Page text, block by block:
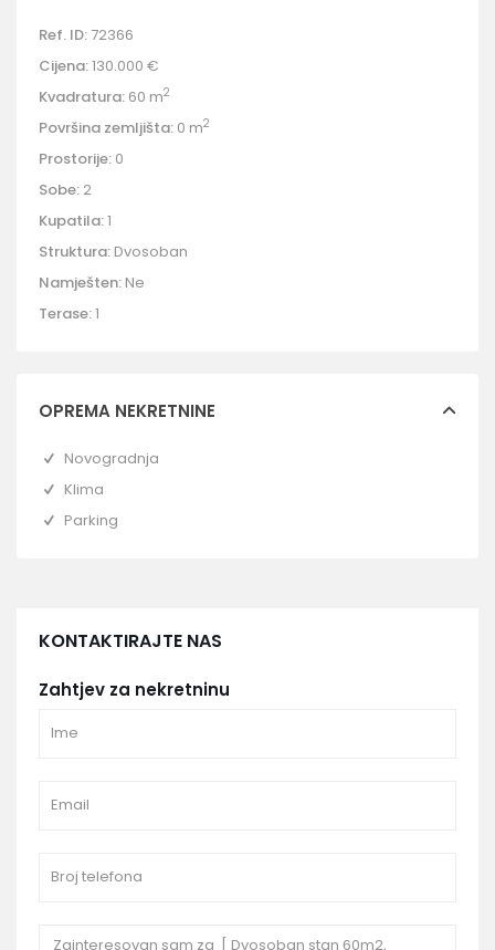
Ref. ID: 72366
Cijena:130.000 €
Kvadratura: 60 m2
Površina zemljišta: 0 m2
Prostorije: 0
Sobe: 2
Kupatila:1
Struktura: Dvosoban
Namješten: Ne
Terase:1
OPREMA NEKRETNINE
Novogradnja
Klima
Parking
KONTAKTIRAJTE NAS
Zahtjev za nekretninu